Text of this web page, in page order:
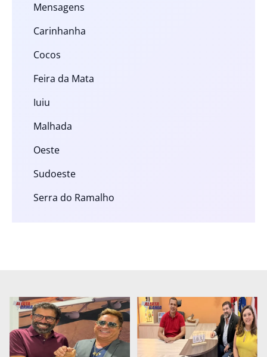
Mensagens
Carinhanha
Cocos
Feira da Mata
Iuiu
Malhada
Oeste
Sudoeste
Serra do Ramalho